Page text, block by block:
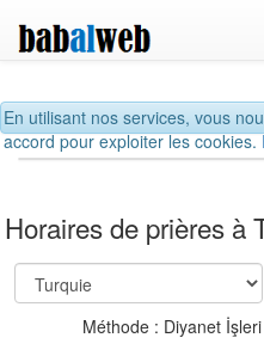
En utilisant nos services, vous
accord pour exploiter les cookies.
Horaires de prières à
Méthode : Diyanet İşleri